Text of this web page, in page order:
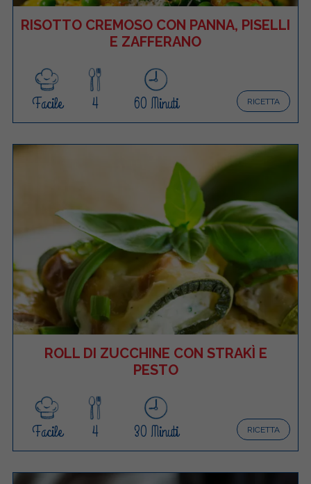
RISOTTO CREMOSO CON PANNA, PISELLI
E ZAFFERANO
RICETTA
Facile 4 60 Minuti
ROLL DI ZUCCHINE CON STRAKÌ E
PESTO
RICETTA
Facile 4 30 Minuti